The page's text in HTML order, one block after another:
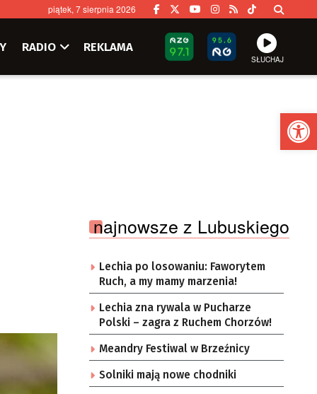
piątek, 7 sierpnia 2026
RADIO REKLAMA
SŁUCHAJ
najnowsze z Lubuskiego
Lechia po losowaniu: Faworytem
Ruch, a my mamy marzenia!
Lechia zna rywala w Pucharze
Polski – zagra z Ruchem Chorzów!
Meandry Festiwal w Brzeźnicy
Solniki mają nowe chodniki